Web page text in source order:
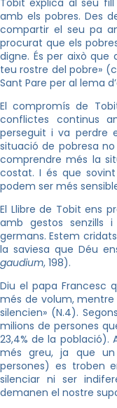
Tobit explica al seu
amb els pobres. Des
compartir el seu pa
procurat que els
digne. És per això que
teu rostre del pobre»
Sant Pare per al lema
El compromís de
conflictes continus
perseguit i va perdre
situació de pobresa
comprendre més la
costat. I és que
podem ser més
El Llibre de Tobit ens
amb gestos senzills
germans. Estem
la saviesa que Déu
gaudium, 198).
Diu el papa Francesc
més de volum, mentre
silencien» (N.4).
milions de persones
23,4% de la població).
més greu, ja que un
persones) es troben
silenciar ni ser
demanen el nostre